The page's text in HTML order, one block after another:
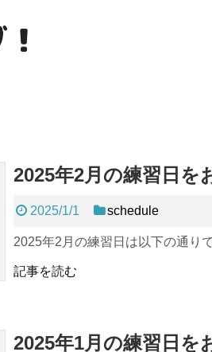
2025年2月の練習日を
2025/1/1 schedule
2025年2月の練習日は以下の通り
記事を読む
2025年1月の練習日を